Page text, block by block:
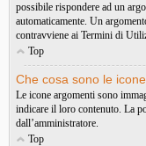
possibile rispondere ad un
automaticamente. Un
contravviene ai Termini di
Top
Che cosa sono le
Le icone argomenti sono
indicare il loro contenuto. La
dall’amministratore.
Top